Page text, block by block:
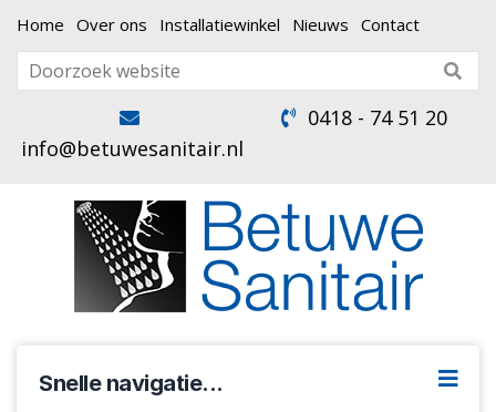
Home Over ons Installatiewinkel Nieuws Contact
info@betuwesanitair.nl
0418 - 74 51 20
Snelle navigatie...